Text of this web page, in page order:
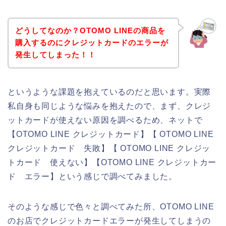
どうしてなのか？OTOMO LINEの商品を
購入するのにクレジットカードのエラーが
発生してしまった！！
というような課題を抱えているのだと思います。実際
私自身も同じような悩みを抱えたので、まず、クレジ
ットカードが使えない原因を調べるため、ネットで
【OTOMO LINE クレジットカード】【 OTOMO LINE
クレジットカード 失敗】【 OTOMO LINE クレジッ
トカード 使えない】【OTOMO LINE クレジットカー
ド エラー】という感じで調べてみました。
そのような感じで色々と調べてみた所、OTOMO LINE
のお店でクレジットカードエラーが発生してしまうの